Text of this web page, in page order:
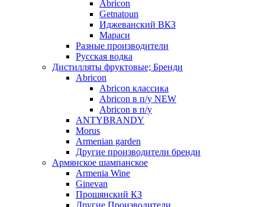
Abricon
Getnatoun
Иджеванский ВКЗ
Мараси
Разные производители
Русская водка
Дистилляты фруктовые; Бренди
Abricon
Abricon классика
Abricon в п/у NEW
Abricon в п/у
ANTYBRANDY
Morus
Armenian garden
Другие производители бренди
Армянское шампанское
Armenia Wine
Ginevan
Прошянский КЗ
Другие Производители